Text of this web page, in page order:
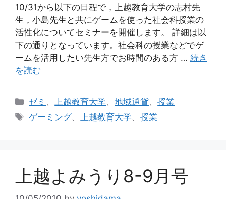
10/31から以下の日程で，上越教育大学の志村先
生，小島先生と共にゲームを使った社会科授業の
活性化についてセミナーを開催します。 詳細は以
下の通りとなっています。社会科の授業などでゲ
ームを活用したい先生方でお時間のある方 … 続き
を読む
カ
テ
ゼミ 、上越教育大学、地域通貨、授業
タ
ゲーミング、上越教育大学、授業
上越よみうり8-9月号